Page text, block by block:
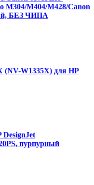
M304/M404/M428/Canon
БЕЗ ЧИПА
(NV-W1335X) для HP
пурпурный